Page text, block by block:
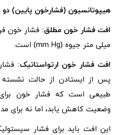
هیپوتانسیون (فشارخون پایین) دو
افت فشار خون مطلق:
میلی متر جیوه (mm Hg) است.
افت فشار خون ارتواستاتیک:
پس از ایستادن از حالت
طبیعی است که فشار خون
وضعیت کاهش یابد، اما نه برای